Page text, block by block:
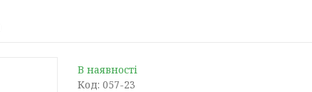
В наявності
Код: 057-23